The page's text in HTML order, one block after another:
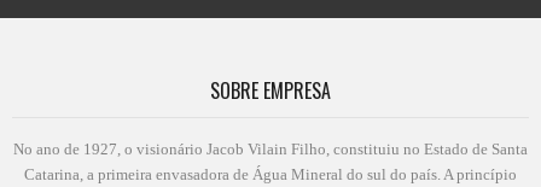
SOBRE EMPRESA
No ano de 1927, o visionário Jacob Vilain Filho, constituiu no Estado de Santa
Catarina, a primeira envasadora de Água Mineral do sul do país. A princípio